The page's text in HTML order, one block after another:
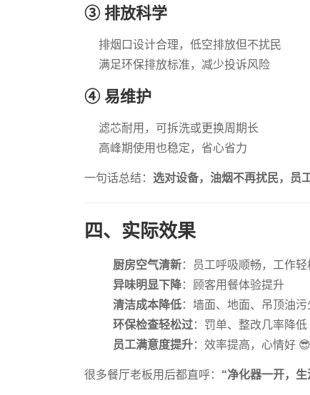
③ 排放科学
排烟口设计合理，低空排放但不扰民
满足环保排放标准，减少投诉风险
④ 易维护
滤芯耐用，可拆洗或更换周期长
高峰期使用也稳定，省心省力
一句话总结： 选对设备，油烟不再扰民，员
四、实际效果
厨房空气清新：员工呼吸顺畅，工作轻
异味明显下降：顾客用餐体验提升
清洁成本降低：墙面、地面、吊顶油污
环保检查轻松过：罚单、整改几率降低
员工满意度提升：效率提高，心情好 😎
很多餐厅老板用后都直呼： “净化器一开，